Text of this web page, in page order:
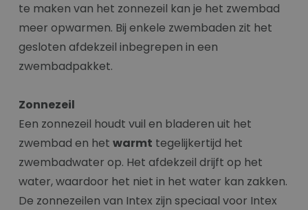
te maken van het zonnezeil kan je het zwembad
meer opwarmen. Bij enkele zwembaden zit het
gesloten afdekzeil inbegrepen in een
zwembadpakket.
Zonnezeil
Een zonnezeil houdt vuil en bladeren uit het
zwembad en het warmt tegelijkertijd het
zwembadwater op. Het afdekzeil drijft op het
water, waardoor het niet in het water kan zakken.
De zonnezeilen van Intex zijn speciaal voor Intex